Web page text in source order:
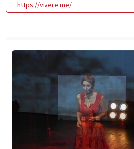
https://vivere.me/